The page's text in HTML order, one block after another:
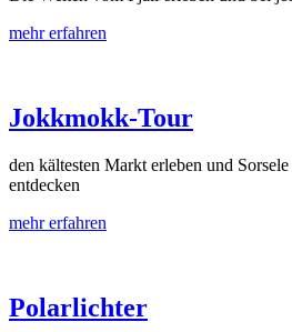
mehr erfahren
Jokkmokk-Tour
den kältesten Markt erleben und
entdecken
mehr erfahren
Polarlichter